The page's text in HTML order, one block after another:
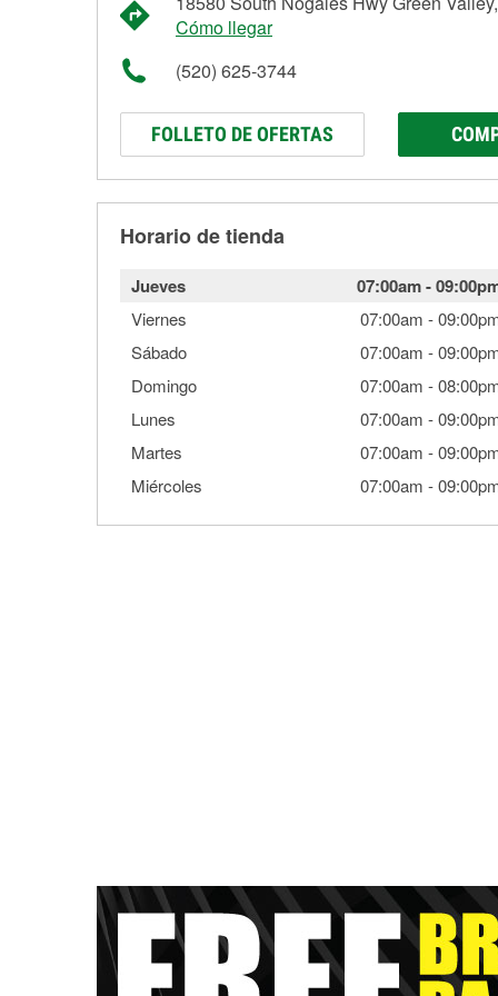
Cómo llegar
(520) 625-3744
FOLLETO DE OFERTAS
Horario de tienda
Jueves 07:00am-
Viernes 07:00am -
Sábado
07:00am -
Domingo
07:00am -
Lunes
07:00am -
Martes
07:00am -
Miércoles
07:00am -